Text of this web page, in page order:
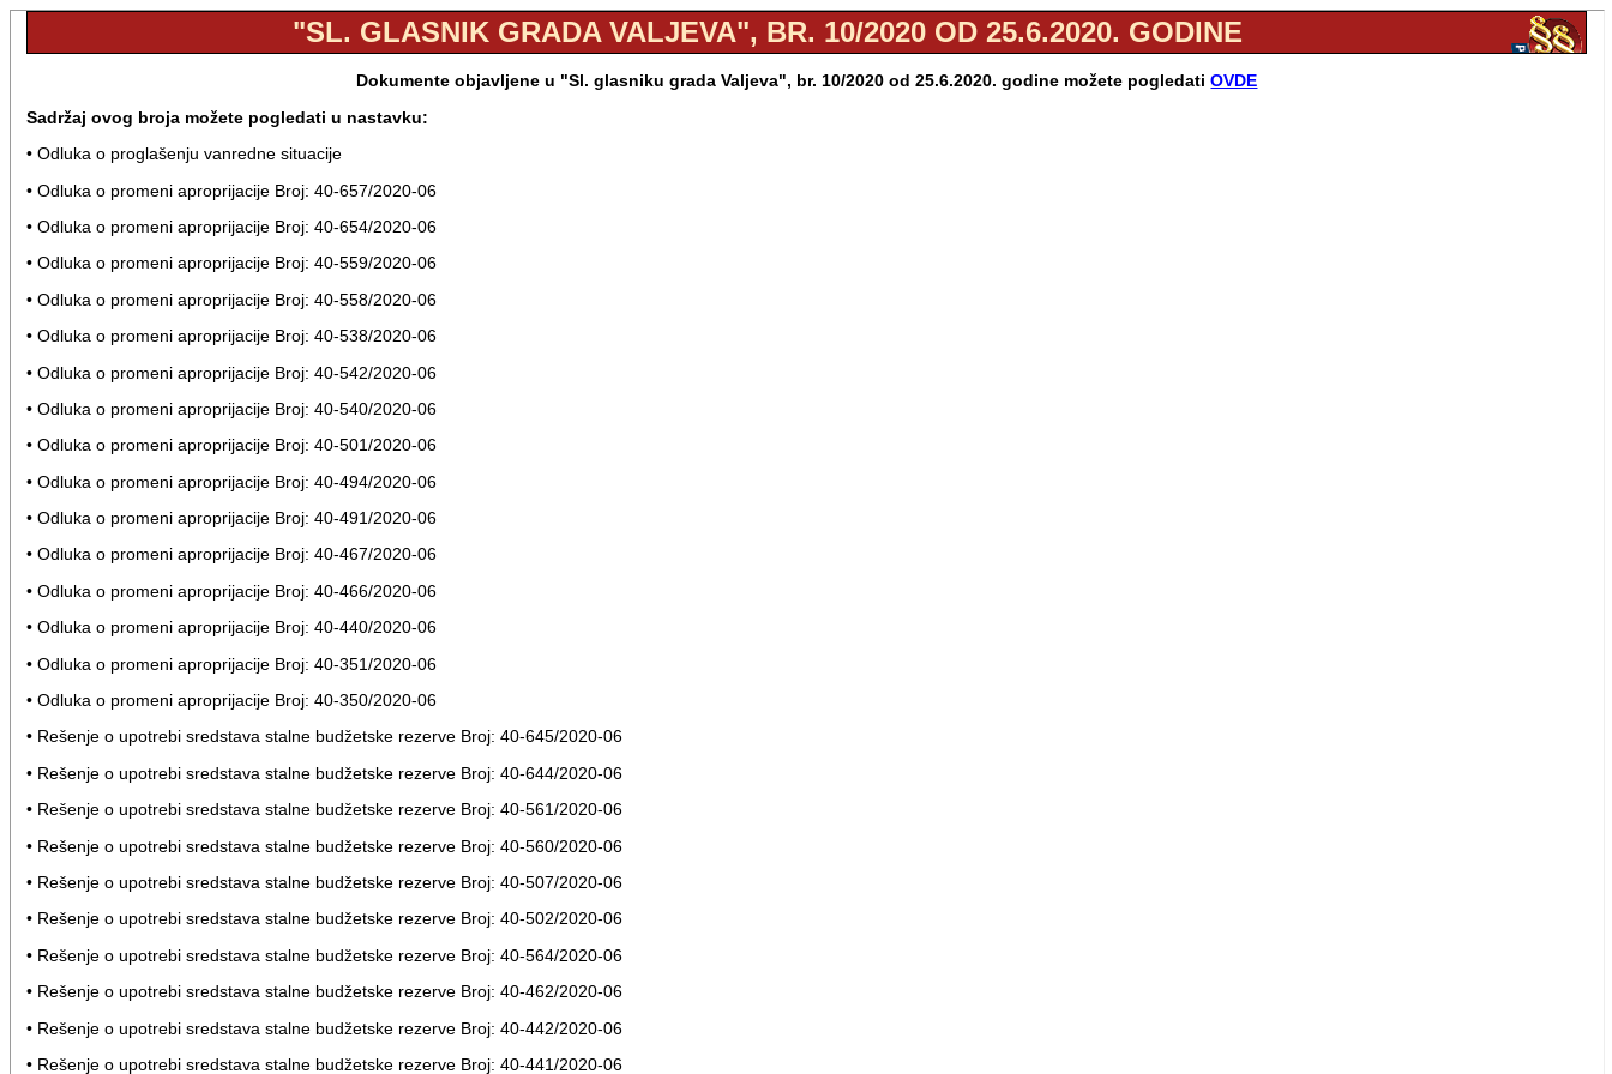
"SL. GLASNIK GRADA VALJEVA", BR. 10/2020 OD 25.6.2020. GODINE
Dokumente objavljene u "Sl. glasniku grada Valjeva", br. 10/2020 od 25.6.2020. godine možete pogledatiOVDE
Sadržaj ovog broja možete pogledati u nastavku:
• Odluka o proglašenju vanredne situacije
• Odluka o promeni aproprijacije Broj: 40-657/2020-06
• Odluka o promeni aproprijacije Broj: 40-654/2020-06
• Odluka o promeni aproprijacije Broj: 40-559/2020-06
• Odluka o promeni aproprijacije Broj: 40-558/2020-06
• Odluka o promeni aproprijacije Broj: 40-538/2020-06
• Odluka o promeni aproprijacije Broj: 40-542/2020-06
• Odluka o promeni aproprijacije Broj: 40-540/2020-06
• Odluka o promeni aproprijacije Broj: 40-501/2020-06
• Odluka o promeni aproprijacije Broj: 40-494/2020-06
• Odluka o promeni aproprijacije Broj: 40-491/2020-06
• Odluka o promeni aproprijacije Broj: 40-467/2020-06
• Odluka o promeni aproprijacije Broj: 40-466/2020-06
• Odluka o promeni aproprijacije Broj: 40-440/2020-06
• Odluka o promeni aproprijacije Broj: 40-351/2020-06
• Odluka o promeni aproprijacije Broj: 40-350/2020-06
• Rešenje o upotrebi sredstava stalne budžetske rezerve Broj: 40-645/2020-06
• Rešenje o upotrebi sredstava stalne budžetske rezerve Broj: 40-644/2020-06
• Rešenje o upotrebi sredstava stalne budžetske rezerve Broj: 40-561/2020-06
• Rešenje o upotrebi sredstava stalne budžetske rezerve Broj: 40-560/2020-06
• Rešenje o upotrebi sredstava stalne budžetske rezerve Broj: 40-507/2020-06
• Rešenje o upotrebi sredstava stalne budžetske rezerve Broj: 40-502/2020-06
• Rešenje o upotrebi sredstava stalne budžetske rezerve Broj: 40-564/2020-06
• Rešenje o upotrebi sredstava stalne budžetske rezerve Broj: 40-462/2020-06
• Rešenje o upotrebi sredstava stalne budžetske rezerve Broj: 40-442/2020-06
• Rešenje o upotrebi sredstava stalne budžetske rezerve Broj: 40-441/2020-06